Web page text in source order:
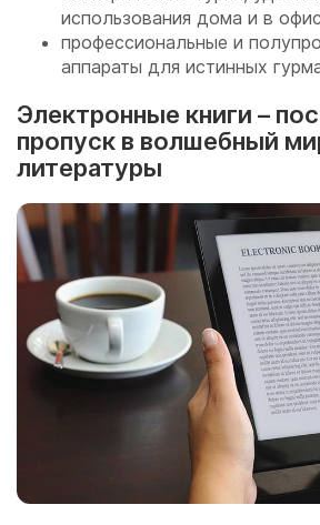
использования дома и в
профессиональные и
аппараты для истинных
Электронные книги –
пропуск в волшебный
литературы